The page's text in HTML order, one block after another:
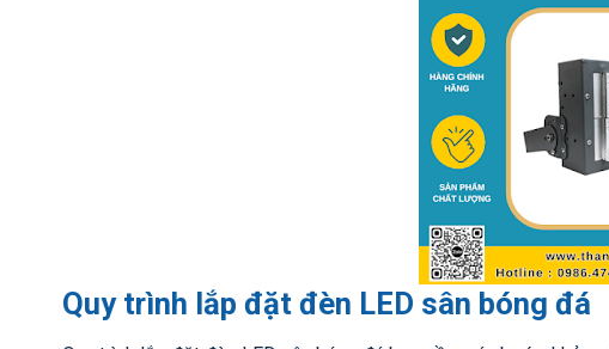
Quy trình lắp đặt đèn LED sân bóng đá